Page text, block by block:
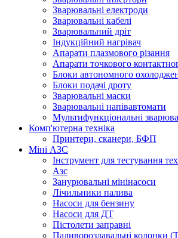
Зварювальні електроди
Зварювальні кабелі
Зварювальний дріт
Індукційний нагрівач
Апарати плазмового різання
Апарати точкового
Блоки автономного
Блоки подачі дроту
Зварювальні маски
Зварювальні напівавтомати
Мультифункціональні
Комп'ютерна техніка
Принтери, сканери, БФП
Міні АЗС
Інструмент для тестування
Азс
Занурювальні мінінасоси
Лічильники палива
Насоси для бензину
Насоси для ДТ
Пістолети заправні
Паливороздавальні колонки